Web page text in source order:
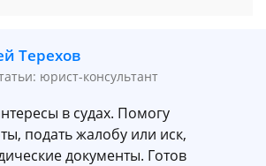
Терехов
юрист-консультант
в судах. Помогу
подать жалобу или иск,
документы. Готов